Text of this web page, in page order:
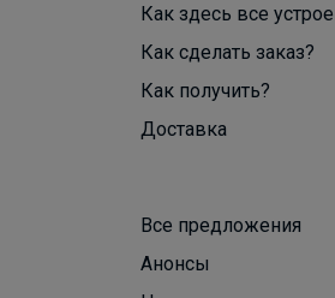
Как здесь все
Как сделать заказ?
Как получить?
Доставка
Все предложения
Анонсы